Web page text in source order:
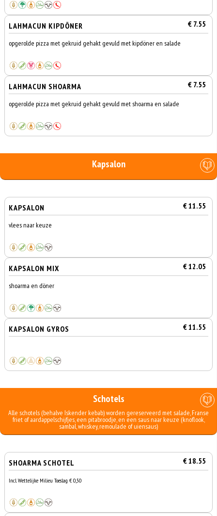
LAHMACUN KIPDÖNER € 7.55
opgerolde pizza met gekruid gehakt gevuld met kipdöner en salade
LAHMACUN SHOARMA € 7.55
opgerolde pizza met gekruid gehakt gevuld met shoarma en salade
Kapsalon
KAPSALON € 11.55
vlees naar keuze
KAPSALON MIX € 12.05
shoarma en döner
KAPSALON GYROS € 11.55
Schotels
Alle schotels (behalve Iskender kebab) worden gereserveerd met salade, Franse
friet of aardappelschijfjes, een pitabroodje, en een saus naar keuze (knoflook,
sambal, whiskey, remoulade of uiensaus)
SHOARMA SCHOTEL € 18.55
Incl. Wettelijke Milieu Toeslag € 0,50